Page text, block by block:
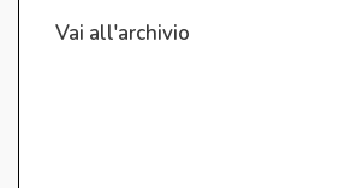
Vai all'archivio